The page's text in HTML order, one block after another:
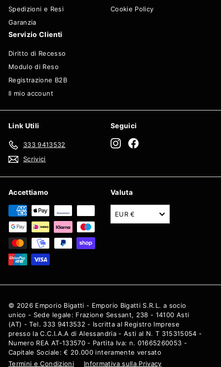
Spedizioni e Resi
Garanzia
Cookie Policy
Servizio Clienti
Diritto di Recesso
Modulo di Reso
Registrazione B2B
Il mio account
Link Utili
333 9413532
Scrivici
Seguici
Instagram
Accettiamo Valuta
EUR €
© 2026 Emporio Bigatti - Emporio Bigatti S.R.L. a socio
unico - Sede legale: Frazione Sessant, 238 - 14100 Asti
(AT) - Tel. 333 9413532 - Iscritta al Registro Imprese
presso la C.C.I.A.A di Alessandria - Asti al N. T 315315054 -
Numero REA AT-133570 - Partita Iva: n. 01665260053 -
Capitale Sociale: € 20.000 interamente versato
Termini e Condizioni
Informativa sulla Privacy